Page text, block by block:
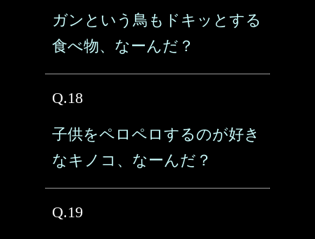
ガンという鳥もドキッとする
食べ物、なーんだ？
Q.18
子供をペロペロするのが好き
なキノコ、なーんだ？
Q.19